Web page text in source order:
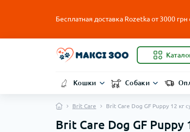
Бесплатная доставка Rozetka от3000 грн
Кошки Собаки
Brit Care Brit Care Dog GF Puppy 12 кг
Brit Care Dog GF